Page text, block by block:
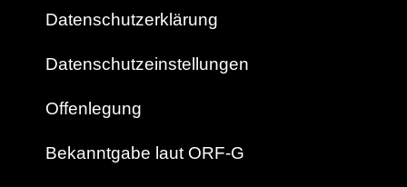
Datenschutzerklärung
Datenschutzeinstellungen
Offenlegung
Bekanntgabe laut ORF-G